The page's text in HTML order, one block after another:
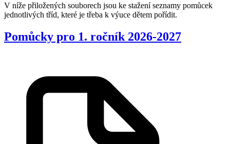
V níže přiložených souborech jsou ke stažení seznamy pomůcek
jednotlivých tříd, které je třeba k výuce dětem pořídit.
Pomůcky pro 1. ročník 2026-2027